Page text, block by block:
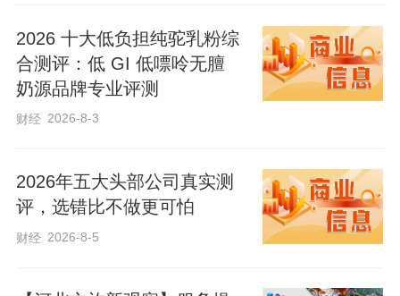
两人轮班从早8点干到晚8点，一天能收150
亩小麦。在他看来，减损的关键，在于“看
天、看地、看苗情”：小麦潮湿或稠密时要
仪表盘，调整滚筒转速、筛片开度和风机
风量，这些细节都影响脱粒效果和损失
率。
2026 十大低负担纯驼乳粉综
合测评：低 GI 低嘌呤无膻
奶源品牌专业评测
财经 2026-8-3
2026年五大头部公司真实测
评，选错比不做更可怕
财经 2026-8-5